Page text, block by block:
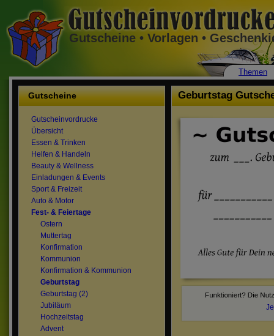
Gutscheine • Vorlagen •
Geburtstag
Gutscheine
Gutscheinvordrucke
Übersicht
Essen & Trinken
Helfen & Handeln
Beauty & Wellness
Einladungen & Events
Sport & Freizeit
Auto & Motor
Fest- & Feiertage
Ostern
Muttertag
Konfirmation
Kommunion
Konfirmation & Kommunion
Geburtstag
Geburtstag (2)
Jubiläum
Hochzeitstag
Advent
Themen